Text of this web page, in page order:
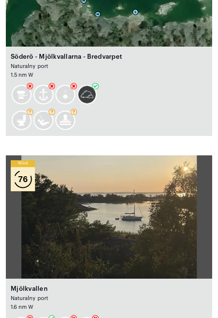
Söderö - Mjölkvallarna - Bredvarpet
Naturalny port
1.5 nm W
Wind
76
Mjölkvallen
Naturalny port
1.6 nm W